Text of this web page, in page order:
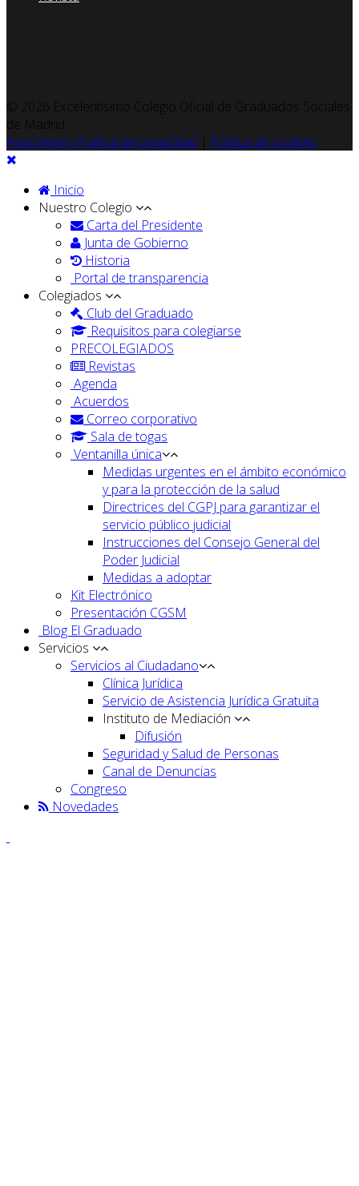
© 2026 Excelentísimo Colegio Oficial de Graduados Sociales
de Madrid
Aviso legal y Política de privacidad
Política de cookies
Inicio
Nuestro Colegio
Carta del Presidente
Junta de Gobierno
Historia
Portal de transparencia
Colegiados
Club del Graduado
Requisitos para colegiarse
PRECOLEGIADOS
Revistas
Agenda
Acuerdos
Correo corporativo
Sala de togas
Ventanilla única
Medidas urgentes en el ámbito económico
y para la protección de la salud
Directrices del CGPJ para garantizar el
servicio público judicial
Instrucciones del Consejo General del
Poder Judicial
Medidas a adoptar
Kit Electrónico
Presentación CGSM
Blog El Graduado
Servicios
Servicios al Ciudadano
Clínica Jurídica
Servicio de Asistencia Jurídica Gratuita
Instituto de Mediación
Difusión
Seguridad y Salud de Personas
Canal de Denuncias
Congreso
Novedades